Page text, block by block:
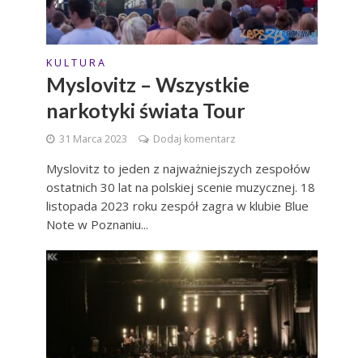
K U L T U R A
Myslovitz – Wszystkie
narkotyki świata Tour
31 Marca 2023 Dodaj komentarz
Myslovitz to jeden z najważniejszych zespołów
ostatnich 30 lat na polskiej scenie muzycznej. 18
listopada 2023 roku zespół zagra w klubie Blue
Note w Poznaniu...